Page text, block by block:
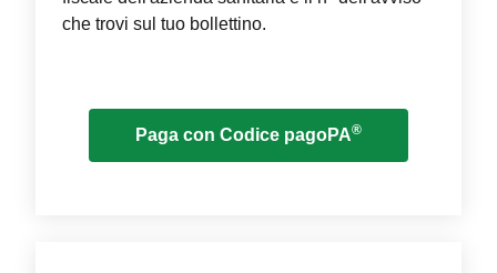
che trovi sul tuo bollettino.
Paga con Codice pagoPA®